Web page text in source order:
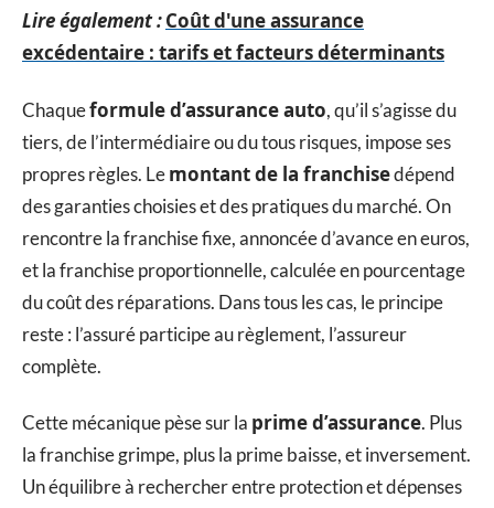
Lire également :Coût d'une assurance
excédentaire : tarifs et facteurs déterminants
Chaqueformule d’assurance auto, qu’il s’agisse du
tiers, de l’intermédiaire ou du tous risques, impose ses
propres règles. Lemontant de la franchisedépend
des garanties choisies et des pratiques du marché. On
rencontre la franchise fixe, annoncée d’avance en euros,
et la franchise proportionnelle, calculée en pourcentage
du coût des réparations. Dans tous les cas, le principe
reste : l’assuré participe au règlement, l’assureur
complète.
Cette mécanique pèse sur la prime d’assurance. Plus
la franchise grimpe, plus la prime baisse, et inversement.
Un équilibre à rechercher entre protection et dépenses